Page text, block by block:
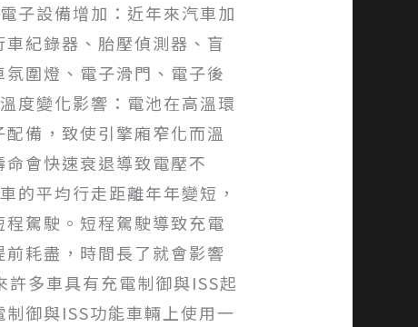
子設備增加：近年來汽車加
紀錄器、胎壓偵測器、盲
圍燈、電子滑門、電子後
度變化影響：電池在高溫環
備，致使引擎廂窄化而溫
會快速衰退導致電壓不
的平均行走距離年年變短，
駕駛。短程駕駛導致充電
耗盡，時間長了就會影響
多車具有充電制御與ISS起
御與ISS功能車輛上使用一